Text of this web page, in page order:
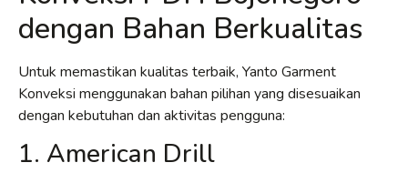
dengan Bahan Berkualitas
Untuk memastikan kualitas terbaik, Yanto Garment
Konveksi menggunakan bahan pilihan yang disesuaikan
dengan kebutuhan dan aktivitas pengguna:
1. American Drill